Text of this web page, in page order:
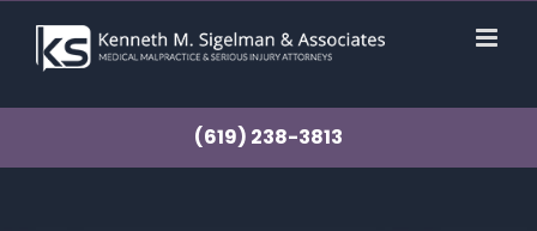
contenido
(619) 238-3813